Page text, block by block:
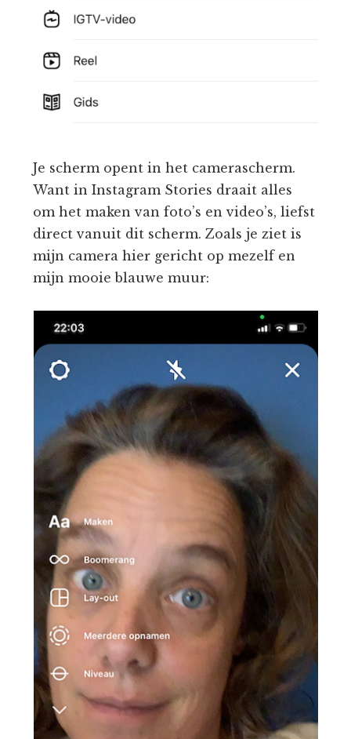
Je scherm opent in het camerascherm.
Want in Instagram Stories draait alles
om het maken van foto’s en video’s, liefst
direct vanuit dit scherm. Zoals je ziet is
mijn camera hier gericht op mezelf en
mijn mooie blauwe muur: